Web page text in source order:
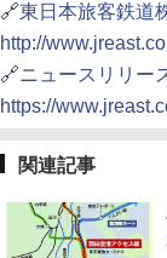
🔗東日本旅客鉄道
http://
🔗ニュースリリー
https://
関連記事